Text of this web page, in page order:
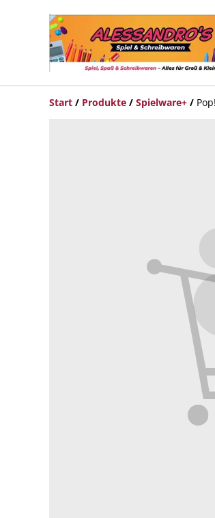
Start / Produkte / Spielware+ /